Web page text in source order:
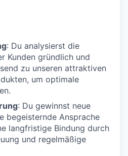
: Du analysierst die
Kunden gründlich und
zu unseren attraktiven
um optimale
: Du gewinnst neue
begeisternde Ansprache
langfristige Bindung durch
und regelmäßige